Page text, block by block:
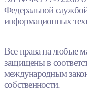
Федеральной
информационных
Все права на любые
защищены в
международным
собственности.